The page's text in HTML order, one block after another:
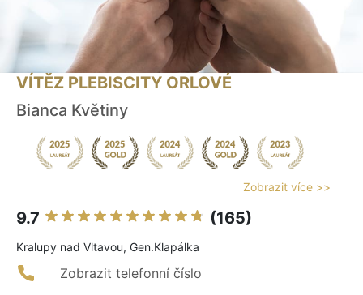
VÍTĚZ PLEBISCITY ORLOVÉ
Bianca Květiny
Zobrazit více >>
9.7 (165)
Kralupy nad Vltavou, Gen.Klapálka
Zobrazit telefonní číslo